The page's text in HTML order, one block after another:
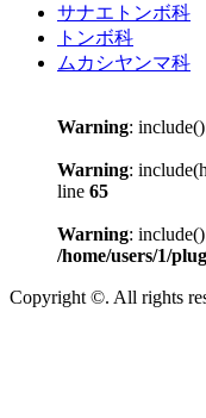
サナエトンボ科
トンボ科
ムカシヤンマ科
Warning:
Warning:
line 65
Warning:
/home/users/1/
Copyright ©. All rights